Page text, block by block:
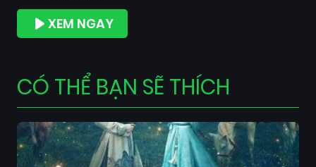
XEM NGAY
CÓ THỂ BẠN SẼ THÍCH